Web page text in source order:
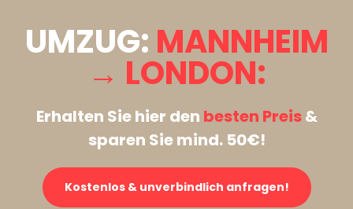
UMZUG: MANNHEIM
→ LONDON:
Erhalten Sie hier den besten Preis&
sparen Sie mind. 50€!
Kostenlos & unverbindlich anfragen!